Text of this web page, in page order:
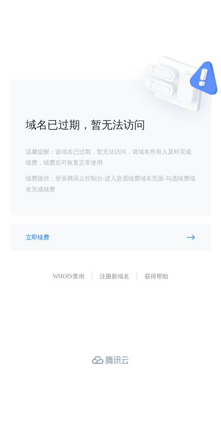
域名已过期，暂无法访问
温馨提醒：该域名已过期，暂无法访问，请域名所有人及时完成
续费，续费后可恢复正常使用
续费路径：登录腾讯云控制台-进入急需续费域名页面-勾选续费域
名完成续费
立即续费
WHOIS查询 注册新域名 获得帮助